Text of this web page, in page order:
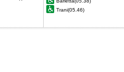
Trani(05.46)